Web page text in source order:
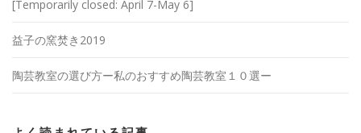
[Temporarily closed: April 7-May 6]
益子の窯焚き2019
陶芸教室の選び方ー私のおすすめ陶芸教室１０選ー